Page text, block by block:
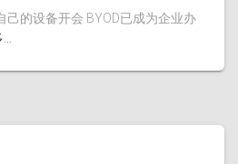
己的设备开会 BYOD已成为企业办
…